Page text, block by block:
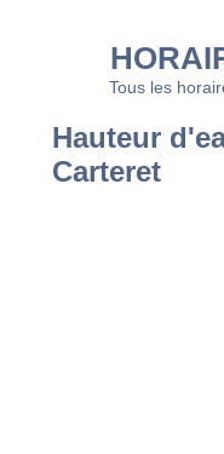
Tous les
Hauteur
Carteret